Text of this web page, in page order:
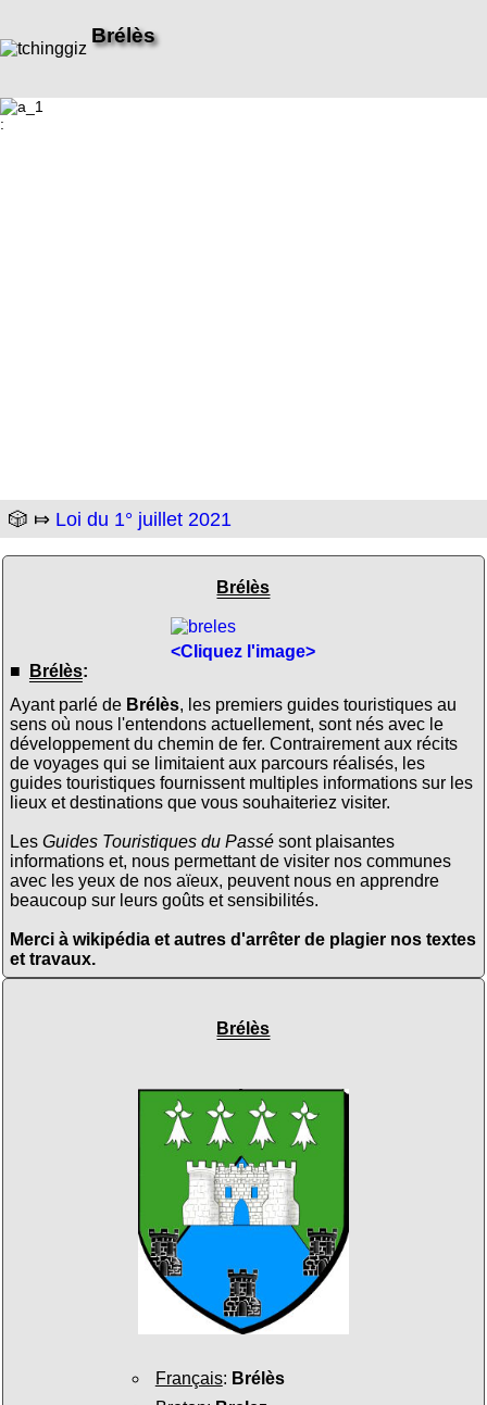
Brélès
:
🎲 ⤇ Loi du 1° juillet 2021
Brélès
<Cliquez l'image>
■
Brélès:
Ayant parlé de Brélès, les premiers guides touristiques au
sens où nous l'entendons actuellement, sont nés avec le
développement du chemin de fer. Contrairement aux récits
de voyages qui se limitaient aux parcours réalisés, les
guides touristiques fournissent multiples informations sur les
lieux et destinations que vous souhaiteriez visiter.
Les Guides Touristiques du Passésont plaisantes
informations et, nous permettant de visiter nos communes
avec les yeux de nos aïeux, peuvent nous en apprendre
beaucoup sur leurs goûts et sensibilités.
Merci à wikipédia et autres d'arrêter de plagier nos textes
et travaux.
Brélès
Français: Brélès